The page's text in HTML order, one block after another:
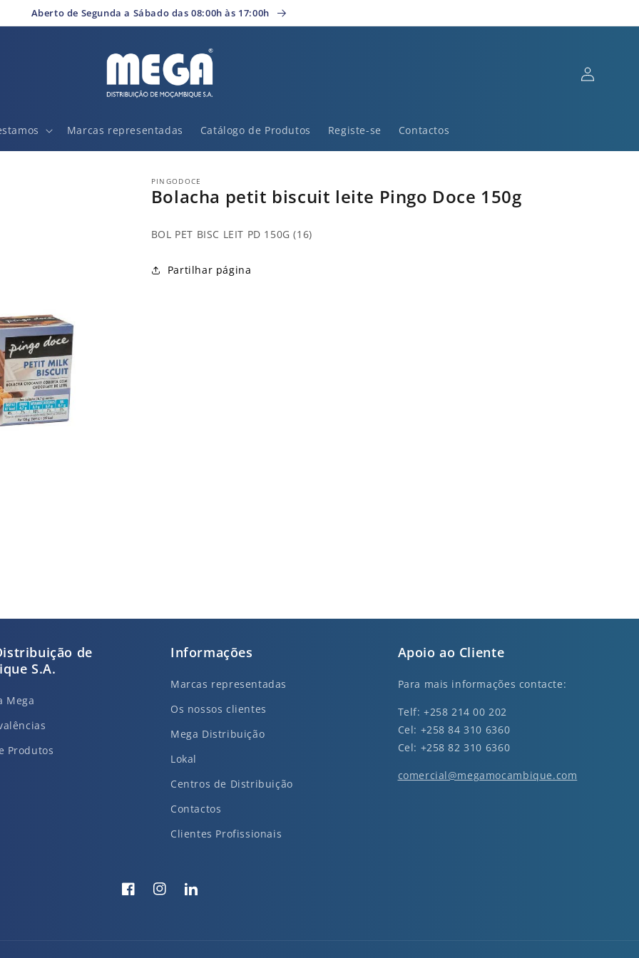
Aberto de Segunda a Sábado das 08:00h às 17:00h
Marcas representadas Catálogo de Produtos Registe-se Contactos
Iniciar
sessão
PINGODOCE
Bolacha petit biscuit leite Pingo Doce 150g
BOL PET BISC LEIT PD 150G (16)
Partilhar página
de
S.A.
Mega
Produtos
Informações
Marcas representadas
Os nossos clientes
Mega Distribuição
Lokal
Centros de Distribuição
Contactos
Clientes Profissionais
Apoio ao Cliente
Para mais informações contacte:
Telf: +258 214 00 202
Cel: +258 84 310 6360
Cel: +258 82 310 6360
comercial@megamocambique.com
FacebookInstagramTranslation